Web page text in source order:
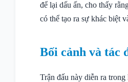
để lại dấu ấn, cho thấy
có thể tạo ra sự khác biệt
Bối cảnh và tác
Trận đấu này diễn ra